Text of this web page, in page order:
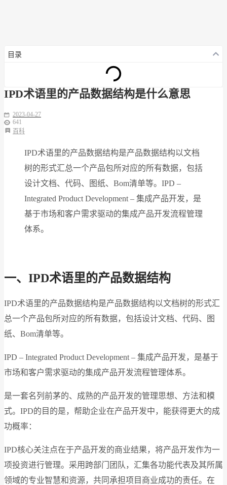
目录
IPD术语里的产品数据结构是什么意思
2023-04-27
641
百科
IPD术语里的产品数据结构是产品数据结构以文档
树的形式汇总一个产品包所对应的所有数据，包括
设计文档、代码、图纸、Bom清单等。IPD –
Integrated Product Development – 集成产品开发，是
基于市场和客户需求驱动的集成产品开发流程管理
体系。
一、IPD术语里的产品数据结构
IPD术语里的产品数据结构是产品数据结构以文档树的形式汇
总一个产品包所对应的所有数据，包括设计文档、代码、图
纸、Bom清单等。
IPD – Integrated Product Development – 集成产品开发，是基于
市场和客户需求驱动的集成产品开发流程管理体系。
是一套名列前茅的、成熟的产品开发的管理思想、方法和模
式。IPD的目的是，帮助企业在产品开发中，能获得更大的成
功概率：
IPD核心关注点在于产品开发的商业结果，将产品开发作为一
项投资进行管理。采用跨部门团队，汇集各功能代表及其所属
领域的专业智慧和资源，共同承担项目商业成功的责任。在